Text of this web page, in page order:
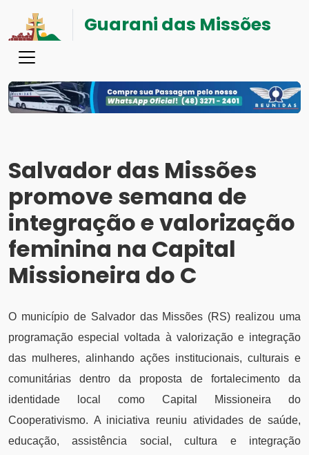
Guarani das Missões
Salvador das Missões
promove semana de
integração e valorização
feminina na Capital
Missioneira do C
O município de Salvador das Missões (RS) realizou uma
programação especial voltada à valorização e integração
das mulheres, alinhando ações institucionais, culturais e
comunitárias dentro da proposta de fortalecimento da
identidade local como Capital Missioneira do
Cooperativismo. A iniciativa reuniu atividades de saúde,
educação, assistência social, cultura e integração